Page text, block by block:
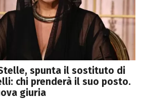
spunta il sostituto di
chi prenderà il suo posto.
giuria